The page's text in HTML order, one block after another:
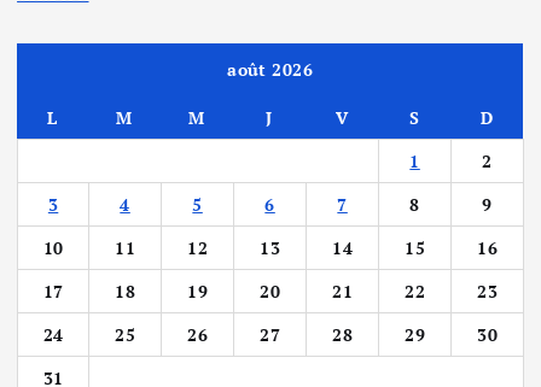
août 2026
L M M J V S
D
1
2
3
4 5 6 7 8
9
10
11 12 13 14 15
16
17
18 19 20 21 22
23
24
25 26 27 28 29
30
31